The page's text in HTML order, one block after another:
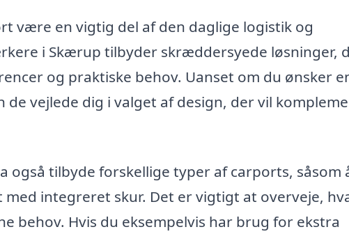
være en vigtig del af den daglige logistik og
i Skærup tilbyder skræddersyede løsninger,
og praktiske behov. Uanset om du ønsker
de vejlede dig i valget af design, der vil
også tilbyde forskellige typer af carports, såsom
integreret skur. Det er vigtigt at overveje,
behov. Hvis du eksempelvis har brug for ekstra